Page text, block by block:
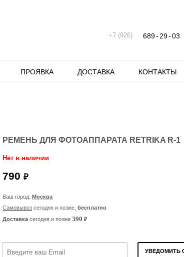
ПРОЯВКА ДОСТАВКА КОНТАКТЫ
+7 (926) 689- 29-03
РЕМЕНЬ ДЛЯ ФОТОАППАРАТА RETRIKA R-1
Нет в наличии
790 ₽
Ваш город: Москва
Самовывоз сегодня и позже, бесплатно
Доставка сегодня и позже 390 ₽
УВЕДОМИТЬ